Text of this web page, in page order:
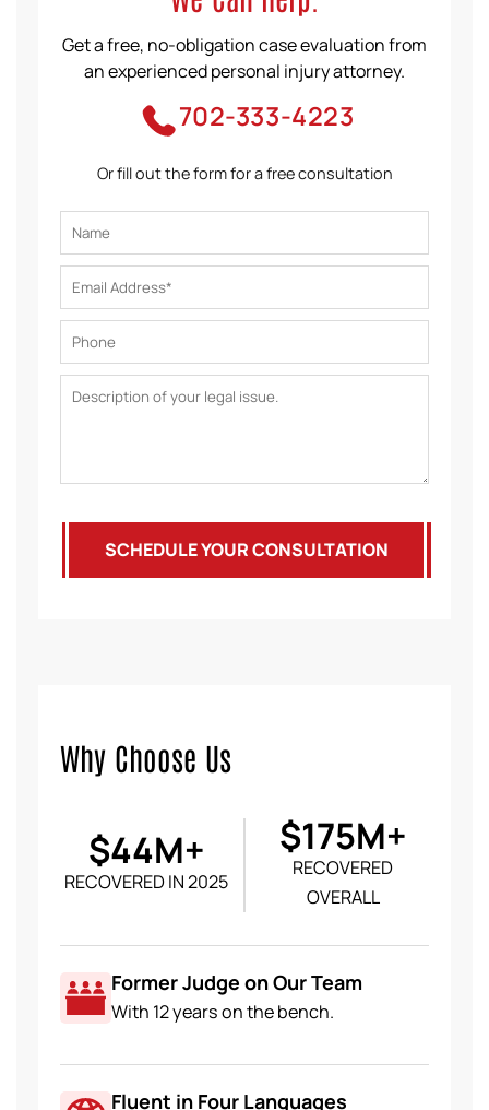
Get a free, no-obligation case evaluation from
an experienced personal injury attorney.
702-333-4223
Or fill out the form for a free consultation
SCHEDULE YOUR CONSULTATION
Why Choose Us
$44M+
RECOVERED IN 2025
$175M+
RECOVERED
OVERALL
Former Judge on Our Team
With 12 years on the bench.
Fluent in Four Languages